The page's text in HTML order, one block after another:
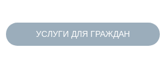
УСЛУГИ ДЛЯ ГРАЖДАН